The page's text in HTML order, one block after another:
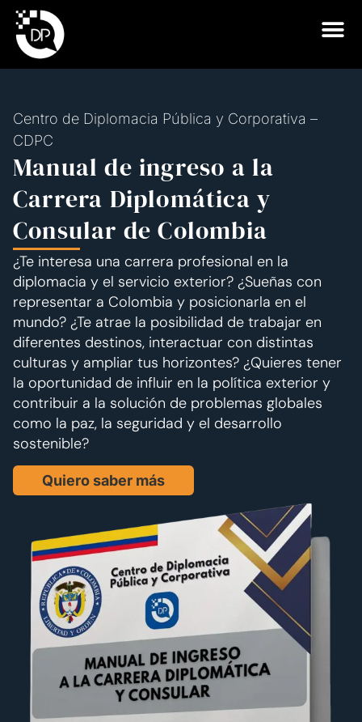
Centro de Diplomacia Pública y Corporativa –
CDPC
Manual de ingreso a la
Carrera Diplomática y
Consular de Colombia
¿Te interesa una carrera profesional en la
diplomacia y el servicio exterior? ¿Sueñas con
representar a Colombia y posicionarla en el
mundo? ¿Te atrae la posibilidad de trabajar en
diferentes destinos, interactuar con distintas
culturas y ampliar tus horizontes? ¿Quieres tener
la oportunidad de influir en la política exterior y
contribuir a la solución de problemas globales
como la paz, la seguridad y el desarrollo
sostenible?
Quiero saber más